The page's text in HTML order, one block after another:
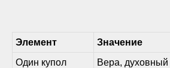
Элемент Значение
Один купол
Вера, духовный